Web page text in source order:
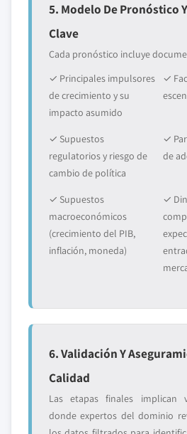
5. Modelo De Pronóstico
Clave
Cada pronóstico incluye
✓ Principales impulsores
de crecimiento y su
impacto asumido
✓
✓ Supuestos
regulatorios y riesgo de
cambio de política
✓
de
✓ Supuestos
macroeconómicos
(crecimiento del PIB,
inflación, moneda)
✓
6. Validación Y
Calidad
Las etapas finales implican
donde expertos del dominio